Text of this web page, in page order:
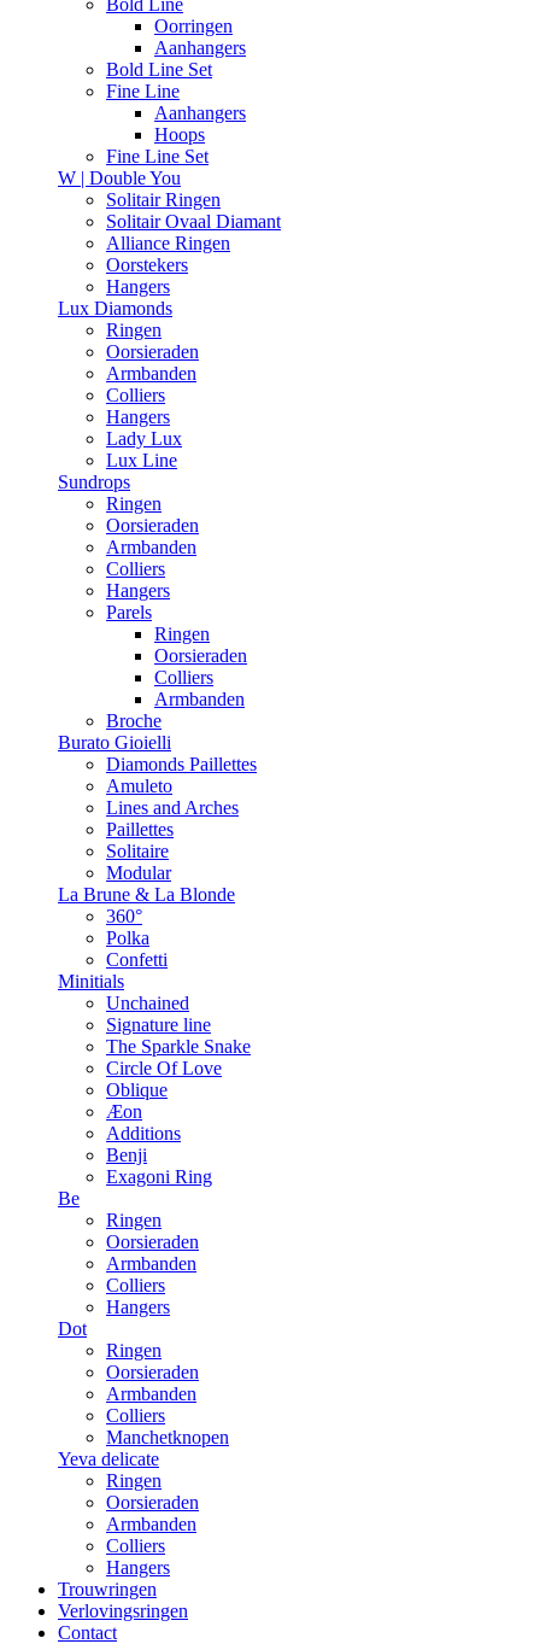
Bold Line
Oorringen
Aanhangers
Bold Line Set
Fine Line
Aanhangers
Hoops
Fine Line Set
W | Double You
Solitair Ringen
Solitair Ovaal Diamant
Alliance Ringen
Oorstekers
Hangers
Lux Diamonds
Ringen
Oorsieraden
Armbanden
Colliers
Hangers
Lady Lux
Lux Line
Sundrops
Ringen
Oorsieraden
Armbanden
Colliers
Hangers
Parels
Ringen
Oorsieraden
Colliers
Armbanden
Broche
Burato Gioielli
Diamonds Paillettes
Amuleto
Lines and Arches
Paillettes
Solitaire
Modular
La Brune & La Blonde
360°
Polka
Confetti
Minitials
Unchained
Signature line
The Sparkle Snake
Circle Of Love
Oblique
Æon
Additions
Benji
Exagoni Ring
Be
Ringen
Oorsieraden
Armbanden
Colliers
Hangers
Dot
Ringen
Oorsieraden
Armbanden
Colliers
Manchetknopen
Yeva delicate
Ringen
Oorsieraden
Armbanden
Colliers
Hangers
Trouwringen
Verlovingsringen
Contact